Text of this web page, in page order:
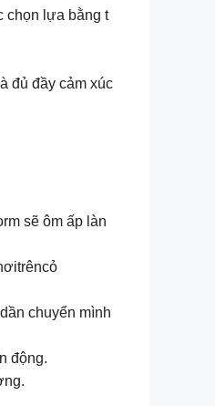
chọn lựa bằng t
đủ đầy cảm xúc
sẽ ôm ấp làn
chuyển mình
động.